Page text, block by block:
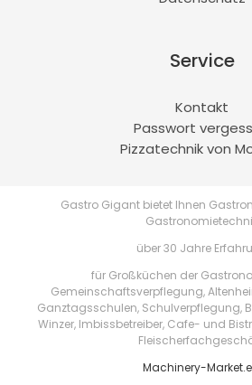
Service
Kontakt
Passwort
Pizzatechnik von
Gastro Gigant bietet Ihnen
über 30 Jahre
für Großküchen der
Gemeinschaftsverpflegung,
Ganztagsschulen, Schulverpflegung,
Winzer, Imbissbetreiber, Cafe- und
Machinery-